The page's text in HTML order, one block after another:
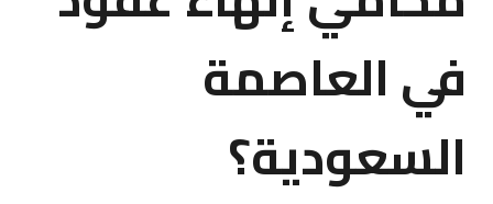
في العاصمة
السعودية؟